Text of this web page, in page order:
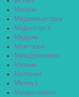
Мегион
Медвежьегорск
Медногорск
Медынь
Межгорье
Междуреченск
Мезень
Меленки
Мелеуз
Менделеевск